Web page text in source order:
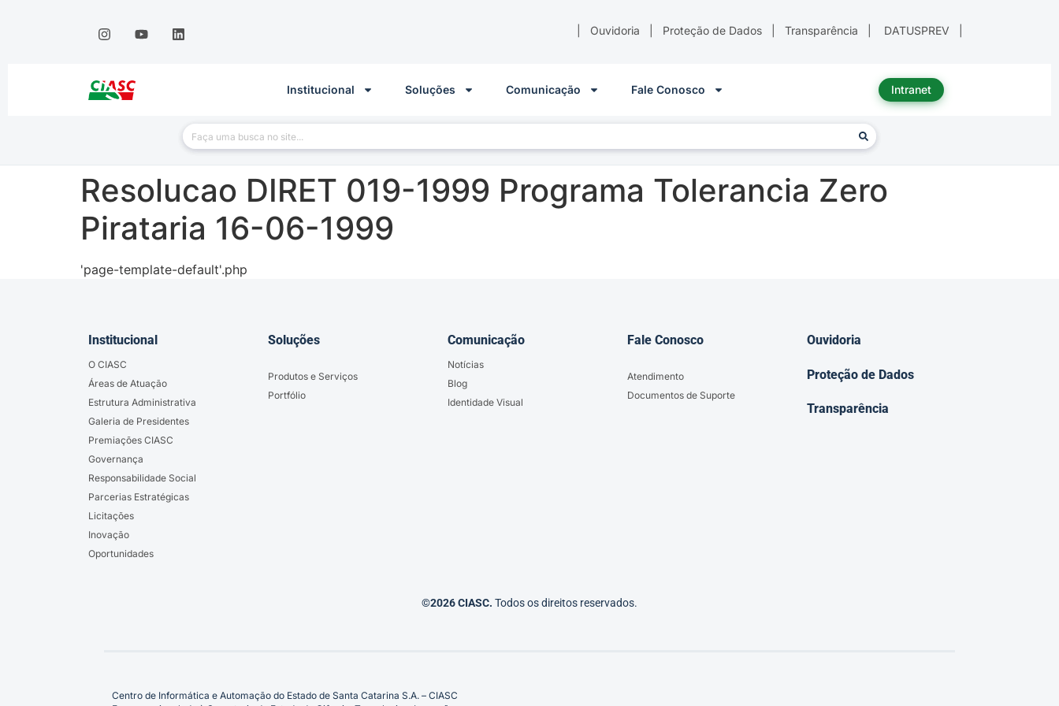
Ouvidoria Proteção de Dados Transparência DATUSPREV
Institucional Soluções Comunicação Fale Conosco Intranet
Resolucao DIRET 019-1999 Programa Tolerancia Zero
Pirataria 16-06-1999
'page-template-default'.php
Institucional
O CIASC
Áreas de Atuação
Estrutura Administrativa
Galeria de Presidentes
Premiações CIASC
Governança
Responsabilidade Social
Parcerias Estratégicas
Licitações
Inovação
Oportunidades
Soluções
Produtos e Serviços
Portfólio
Comunicação
Notícias
Blog
Identidade Visual
Fale Conosco
Atendimento
Documentos de Suporte
Ouvidoria
Proteção de Dados
Transparência
©2026 CIASC. Todos os direitos reservados.
Centro de Informática e Automação do Estado de Santa Catarina S.A. – CIASC